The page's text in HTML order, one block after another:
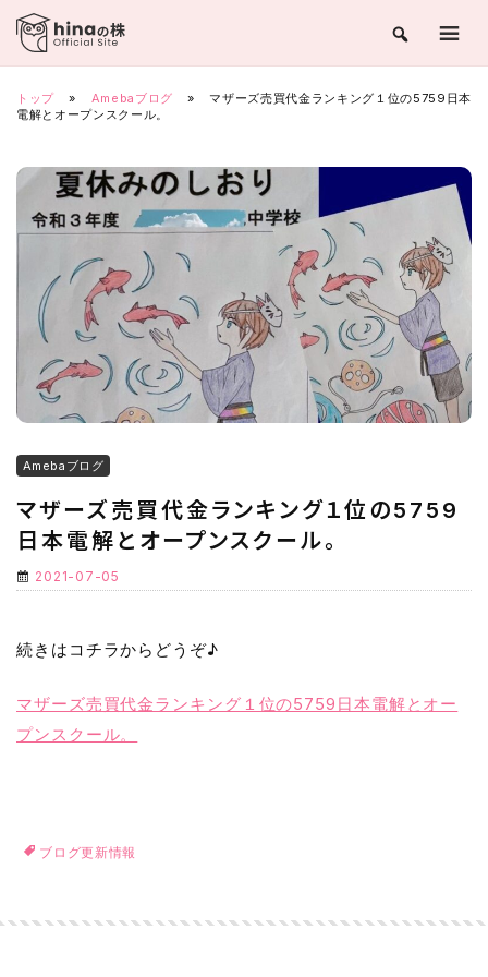
Skip
content
トップ » Amebaブログ »
マザーズ売買代金ランキング１位の5759日本
電解とオープンスクール。
Amebaブログ
マザーズ売買代金ランキング１位の5759
日本電解とオープンスクール。
2021-07-05
続きはコチラからどうぞ♪
マザーズ売買代金ランキング１位の5759日本電解とオー
プンスクール。
ブログ更新情報